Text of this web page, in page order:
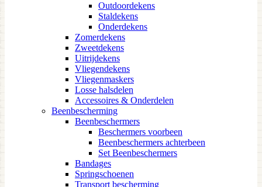
Outdoordekens
Staldekens
Onderdekens
Zomerdekens
Zweetdekens
Uitrijdekens
Vliegendekens
Vliegenmaskers
Losse halsdelen
Accessoires & Onderdelen
Beenbescherming
Beenbeschermers
Beschermers voorbeen
Beenbeschermers achterbeen
Set Beenbeschermers
Bandages
Springschoenen
Transport bescherming